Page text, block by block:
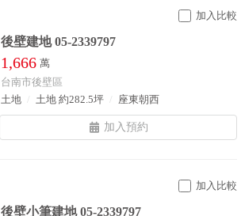
加入比較
後壁建地 05-2339797
1,666 萬
台南市後壁區
土地
土地 約282.5坪 座東朝西
加入比較
後壁小筆建地 05-2339797